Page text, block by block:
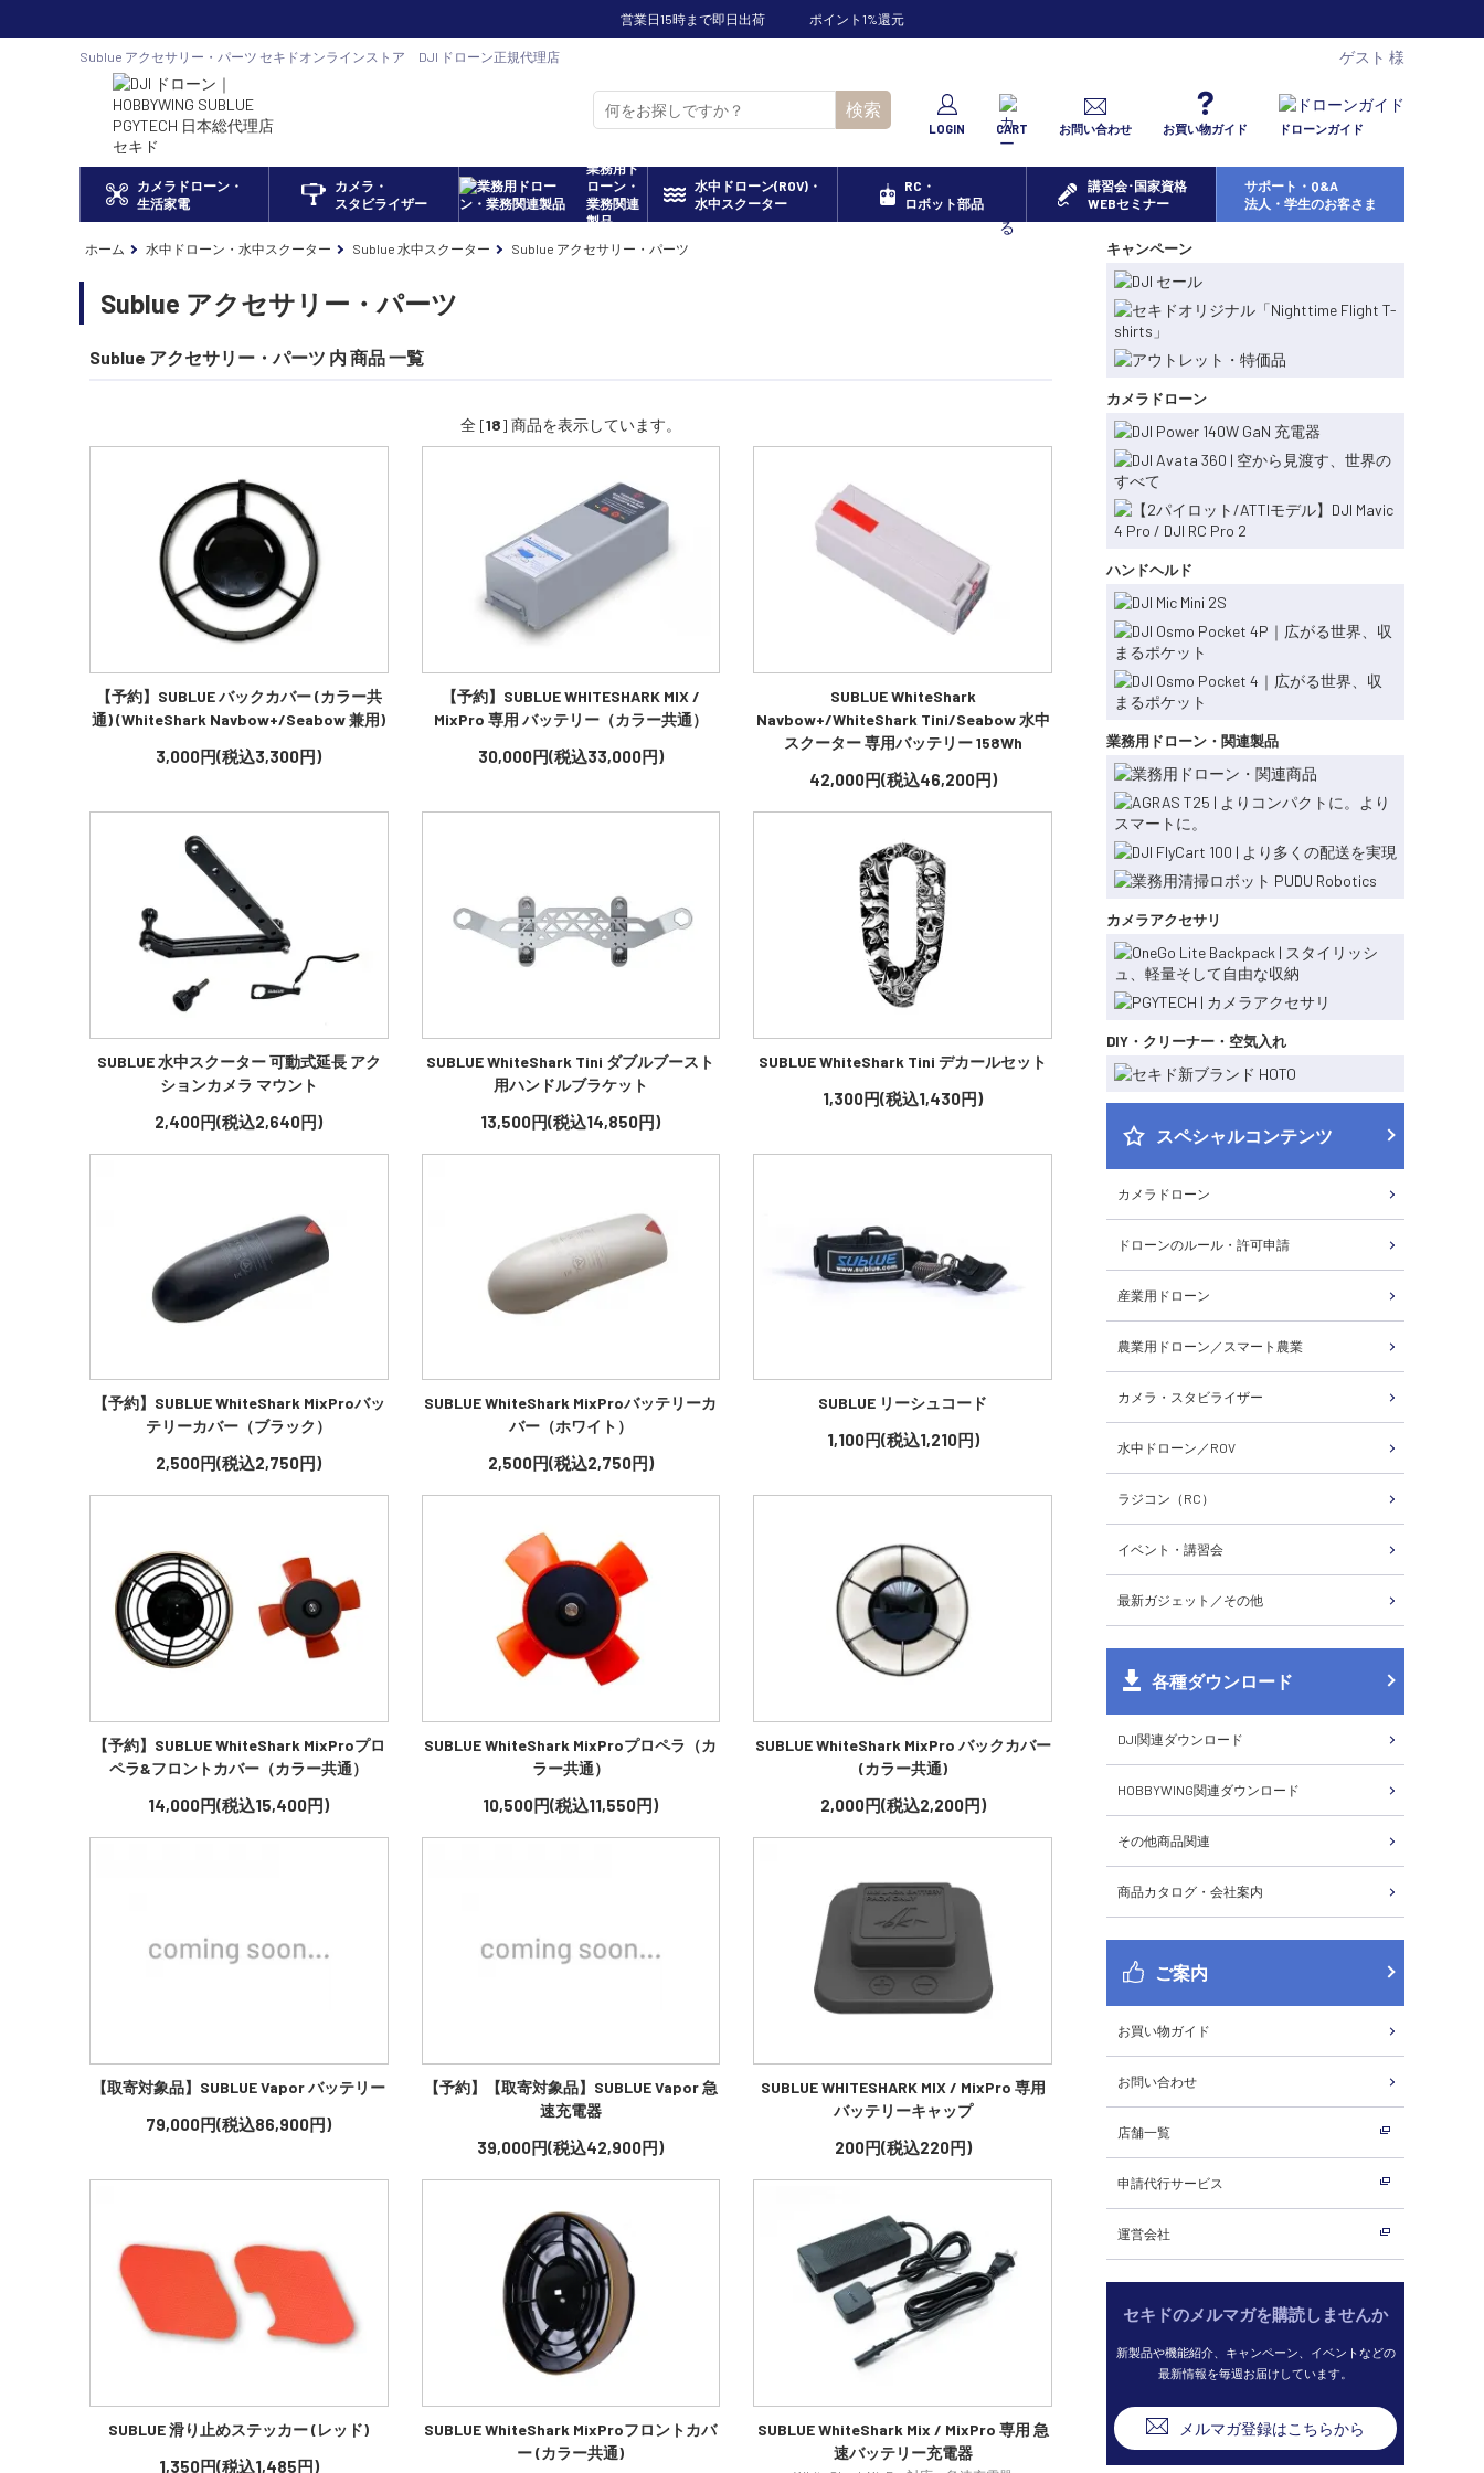
営業日15時まで即日出荷 ポイント1%還元
Sublue アクセサリー・パーツ セキドオンラインストア DJI ドローン正規代理店 ゲスト 様
検索
LOGIN CART お問い合わせ お買い物ガイド ドローンガイド
カメラドローン・
生活家電
カメラ・
スタビライザー
業務用ド
ローン・
業務関連
製品
水中ドローン(ROV)・
水中スクーター
RC・
ロボット部品
講習会･国家資格
WEBセミナー
サポート・Q&A
法人・学生のお客さま
キャンペーン
カメラドローン
ハンドヘルド
業務用ドローン・関連製品
カメラアクセサリ
DIY・クリーナー・空気入れ
スペシャルコンテンツ
カメラドローン
ドローンのルール・許可申請
産業用ドローン
農業用ドローン／スマート農業
カメラ・スタビライザー
水中ドローン／ROV
ラジコン（RC）
イベント・講習会
最新ガジェット／その他
各種ダウンロード
DJI関連ダウンロード
HOBBYWING関連ダウンロード
その他商品関連
商品カタログ・会社案内
ご案内
お買い物ガイド
お問い合わせ
店舗一覧
申請代行サービス
運営会社
セキドのメルマガを購読しませんか
新製品や機能紹介、キャンペーン、イベントなどの
最新情報を毎週お届けしています。
メルマガ登録はこちらから
ホーム 水中ドローン・水中スクーター Sublue 水中スクーター Sublue アクセサリー・パーツ
Sublue アクセサリー・パーツ
Sublue アクセサリー・パーツ 内 商品 一覧
全 [18] 商品を表示しています。
【予約】SUBLUE バックカバー (カラー共
通) (WhiteShark Navbow+/Seabow 兼用)
3,000円(税込3,300円)
【予約】SUBLUE WHITESHARK MIX /
MixPro 専用 バッテリー（カラー共通）
30,000円(税込33,000円)
SUBLUE WhiteShark
Navbow+/WhiteShark Tini/Seabow 水中
スクーター 専用バッテリー 158Wh
42,000円(税込46,200円)
SUBLUE 水中スクーター 可動式延長 アク
ションカメラ マウント
2,400円(税込2,640円)
SUBLUE WhiteShark Tini ダブルブースト
用ハンドルブラケット
13,500円(税込14,850円)
SUBLUE WhiteShark Tini デカールセット
1,300円(税込1,430円)
【予約】SUBLUE WhiteShark MixProバッ
テリーカバー（ブラック）
2,500円(税込2,750円)
SUBLUE WhiteShark MixProバッテリーカ
バー（ホワイト）
2,500円(税込2,750円)
SUBLUE リーシュコード
1,100円(税込1,210円)
【予約】SUBLUE WhiteShark MixProプロ
ペラ&フロントカバー（カラー共通）
14,000円(税込15,400円)
SUBLUE WhiteShark MixProプロペラ（カ
ラー共通）
10,500円(税込11,550円)
SUBLUE WhiteShark MixPro バックカバー
(カラー共通)
2,000円(税込2,200円)
【取寄対象品】SUBLUE Vapor バッテリー
79,000円(税込86,900円)
【予約】【取寄対象品】SUBLUE Vapor 急
速充電器
39,000円(税込42,900円)
SUBLUE WHITESHARK MIX / MixPro 専用
バッテリーキャップ
200円(税込220円)
SUBLUE 滑り止めステッカー (レッド)
1,350円(税込1,485円)
SUBLUE WhiteShark MixProフロントカバ
ー (カラー共通)
SUBLUE WhiteShark Mix / MixPro 専用 急
速バッテリー充電器